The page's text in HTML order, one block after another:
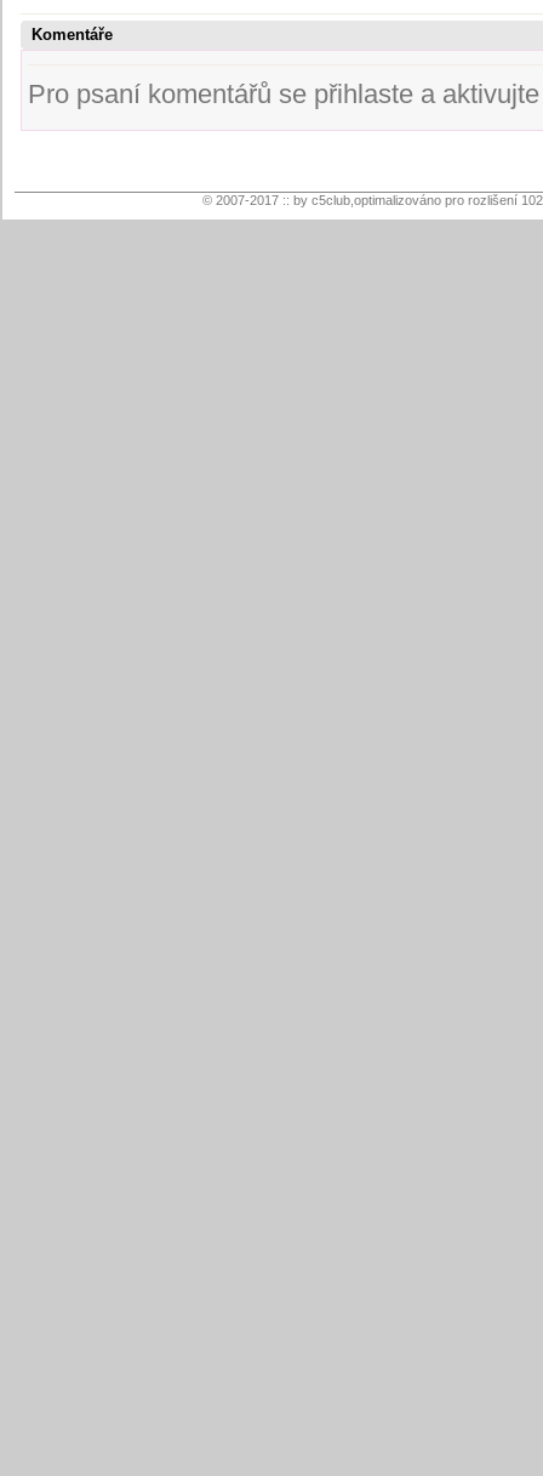
Komentáře
Pro psaní komentářů se přihlaste a
© 2007-2017 :: by c5club,optimalizováno pro rozlišení